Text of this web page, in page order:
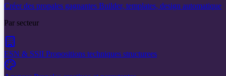
Créer des propales gagnantes Builder, templates, design automatique
Par secteur
ESN & SSII Propositions techniques structurees